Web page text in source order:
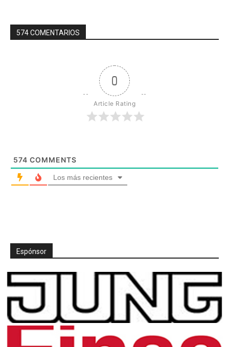
574 COMENTARIOS
0
Article Rating
574 COMMENTS
Los más recientes
Espónsor